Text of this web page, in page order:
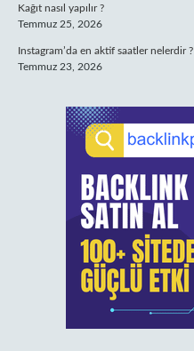
Kağıt nasıl yapılır ?
Temmuz 25, 2026
Instagram’da en aktif saatler nelerdir ?
Temmuz 23, 2026